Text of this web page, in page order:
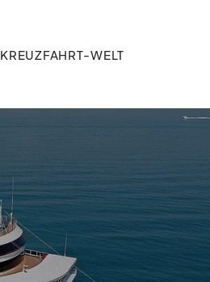
KREUZFAHRT-WELT